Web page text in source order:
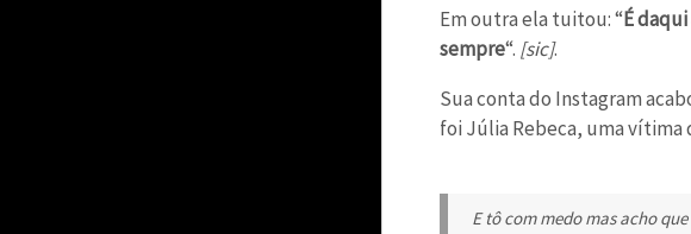
Em outra ela tuitou: “É
sempre“. [sic].
Sua conta do Instagram
foi Júlia Rebeca, uma
E tô com medo mas acho